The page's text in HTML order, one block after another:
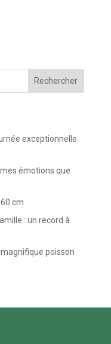
Rechercher
exceptionnelle
émotions que
cm
: un record à
magnifique poisson